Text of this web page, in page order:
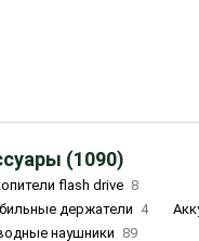
(1090)
flash drive 8
держатели
4
наушники 89